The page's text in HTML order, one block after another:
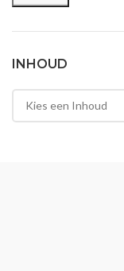
INHOUD